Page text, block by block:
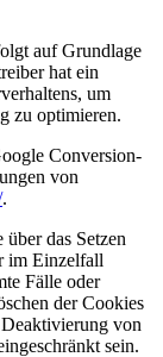
auf Grundlage
hat ein
um
zu optimieren.
Conversion-
von
.
das Setzen
im Einzelfall
Fälle oder
der Cookies
von
sein.